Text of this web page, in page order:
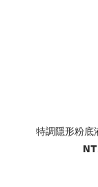
特調隱形粉底